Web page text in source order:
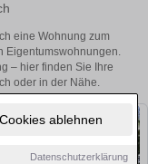
ablehnen
Datenschutzerklärung
eine Wohnung zum
Eigentumswohnungen.
– hier finden Sie Ihre
oder in der Nähe.